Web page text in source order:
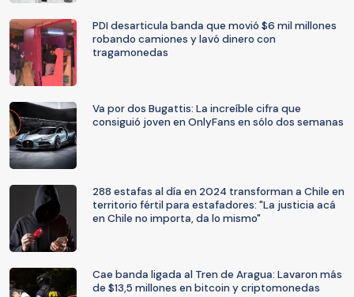
PDI desarticula banda que movió $6 mil millones
robando camiones y lavó dinero con
tragamonedas
Va por dos Bugattis: La increíble cifra que
consiguió joven en OnlyFans en sólo dos semanas
288 estafas al día en 2024 transforman a Chile en
territorio fértil para estafadores: "La justicia acá
en Chile no importa, da lo mismo"
Cae banda ligada al Tren de Aragua: Lavaron más
de $13,5 millones en bitcoin y criptomonedas